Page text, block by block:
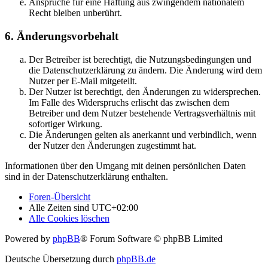
Ansprüche für eine Haftung aus zwingendem nationalem
Recht bleiben unberührt.
6. Änderungsvorbehalt
Der Betreiber ist berechtigt, die Nutzungsbedingungen und
die Datenschutzerklärung zu ändern. Die Änderung wird dem
Nutzer per E-Mail mitgeteilt.
Der Nutzer ist berechtigt, den Änderungen zu widersprechen.
Im Falle des Widerspruchs erlischt das zwischen dem
Betreiber und dem Nutzer bestehende Vertragsverhältnis mit
sofortiger Wirkung.
Die Änderungen gelten als anerkannt und verbindlich, wenn
der Nutzer den Änderungen zugestimmt hat.
Informationen über den Umgang mit deinen persönlichen Daten
sind in der Datenschutzerklärung enthalten.
Foren-Übersicht
Alle Zeiten sind UTC+02:00
Alle Cookies löschen
Powered by phpBB® Forum Software © phpBB Limited
Deutsche Übersetzung durch phpBB.de